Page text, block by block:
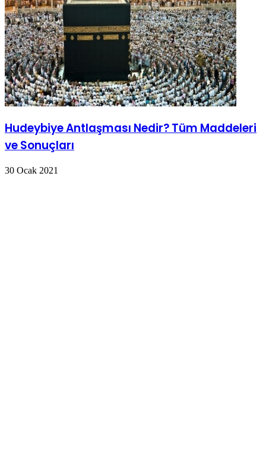
Hudeybiye Antlaşması Nedir? Tüm Maddeleri
ve Sonuçları
30 Ocak 2021